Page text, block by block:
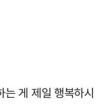
게 제일 행복하시